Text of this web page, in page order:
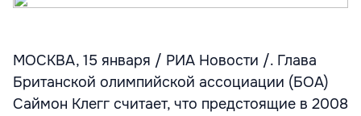
МОСКВА, 15 января / РИА Новости /. Глава
Британской олимпийской ассоциации (БОА)
Саймон Клегг считает, что предстоящие в 2008